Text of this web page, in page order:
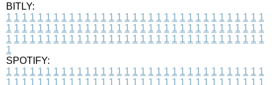
BITLY:
1 1 1 1 1 1 1 1 1 1 1 1 1 1 1 1 1 1 1 1 1 1 1 1 1 1 1 1 1 1 1 1 1
1 1 1 1 1 1 1 1 1 1 1 1 1 1 1 1 1 1 1 1 1 1 1 1 1 1 1 1 1 1 1 1 1
1 1 1 1 1 1 1 1 1 1 1 1 1 1 1 1 1 1 1 1 1 1 1 1 1 1 1 1 1 1 1 1 1
1
SPOTIFY:
1 1 1 1 1 1 1 1 1 1 1 1 1 1 1 1 1 1 1 1 1 1 1 1 1 1 1 1 1 1 1 1 1
1 1 1 1 1 1 1 1 1 1 1 1 1 1 1 1 1 1 1 1 1 1 1 1 1 1 1 1 1 1 1 1 1